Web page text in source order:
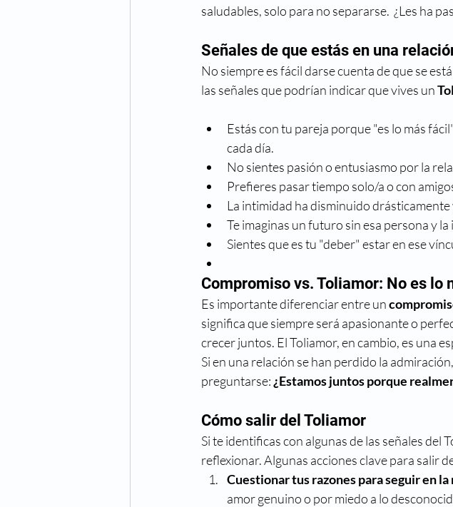
saludables, solo para no separarse.  ¿Les ha
Señales de que estás en una
No siempre es fácil darse cuenta de que se
las señales que podrían indicar que vives un
Estás con tu pareja porque "es lo más
cada día.
No sientes pasión o entusiasmo por la
Prefieres pasar tiempo solo/a o con
La intimidad ha disminuido
Te imaginas un futuro sin esa persona y
Sientes que es tu "deber" estar en ese
Compromiso vs. Toliamor: No es lo
Es importante diferenciar entre un
significa que siempre será apasionante o
crecer juntos. El Toliamor, en cambio, es una
Si en una relación se han perdido la
preguntarse: ¿Estamos juntos porque
Cómo salir del Toliamor
Si te identificas con algunas de las señales del
reflexionar. Algunas acciones clave para salir
Cuestionar tus razones para seguir en
amor genuino o por miedo a lo